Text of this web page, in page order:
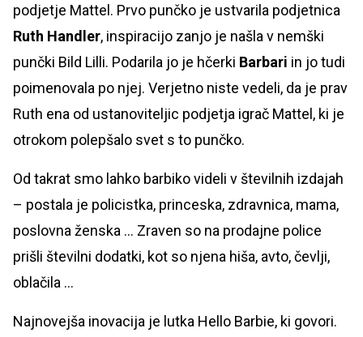
podjetje Mattel. Prvo punčko je ustvarila podjetnica
Ruth Handler, inspiracijo zanjo je našla v nemški
punčki Bild Lilli. Podarila jo je hčerki Barbari in jo tudi
poimenovala po njej. Verjetno niste vedeli, da je prav
Ruth ena od ustanoviteljic podjetja igrač Mattel, ki je
otrokom polepšalo svet s to punčko.
Od takrat smo lahko barbiko videli v številnih izdajah
– postala je policistka, princeska, zdravnica, mama,
poslovna ženska … Zraven so na prodajne police
prišli številni dodatki, kot so njena hiša, avto, čevlji,
oblačila …
Najnovejša inovacija je lutka Hello Barbie, ki govori.